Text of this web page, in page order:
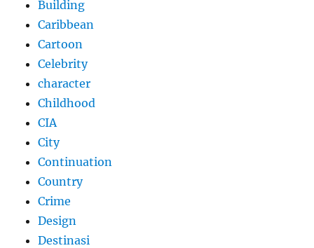
Building
Caribbean
Cartoon
Celebrity
character
Childhood
CIA
City
Continuation
Country
Crime
Design
Destinasi